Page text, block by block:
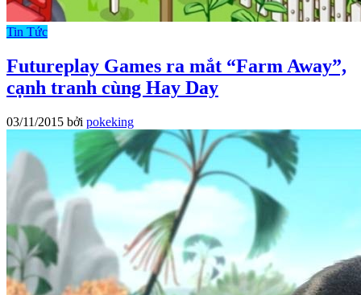
Tin Tức
Futureplay Games ra mắt “Farm Away”,
cạnh tranh cùng Hay Day
03/11/2015 bởi pokeking